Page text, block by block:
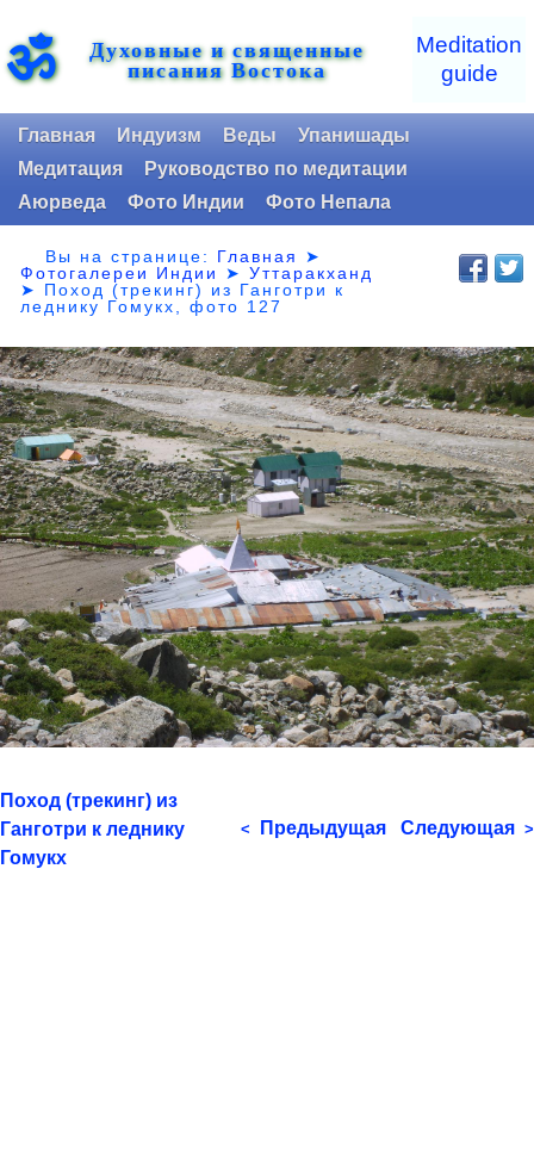
ॐ Духовные и священные
писания Востока
Meditation
guide
Главная Индуизм Веды
Упанишады
Медитация
Руководство по медитации
Аюрведа
Фото Индии Фото Непала
Вы на странице: Главная
➤
Фотогалереи Индии
➤Уттаракханд
➤ Поход (трекинг) из Ганготри к
леднику Гомукх, фото 127
Поход (трекинг) из
Ганготри к леднику
Гомукх
< Предыдущая Следующая >